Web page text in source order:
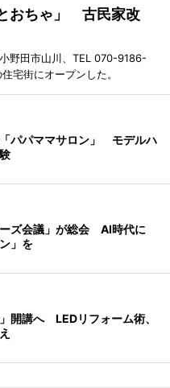
おちゃ」 古民家改
野田市山川、TEL 070-9186-
宅街にオープンした。
パパママサロン」 モデルハ
ーズ会議」が総会 AI時代に
」を
開講へ LEDリフォーム術、